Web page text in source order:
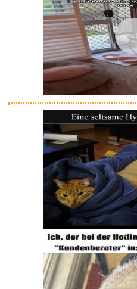
Klimaanlage
ASTER
Enzeno